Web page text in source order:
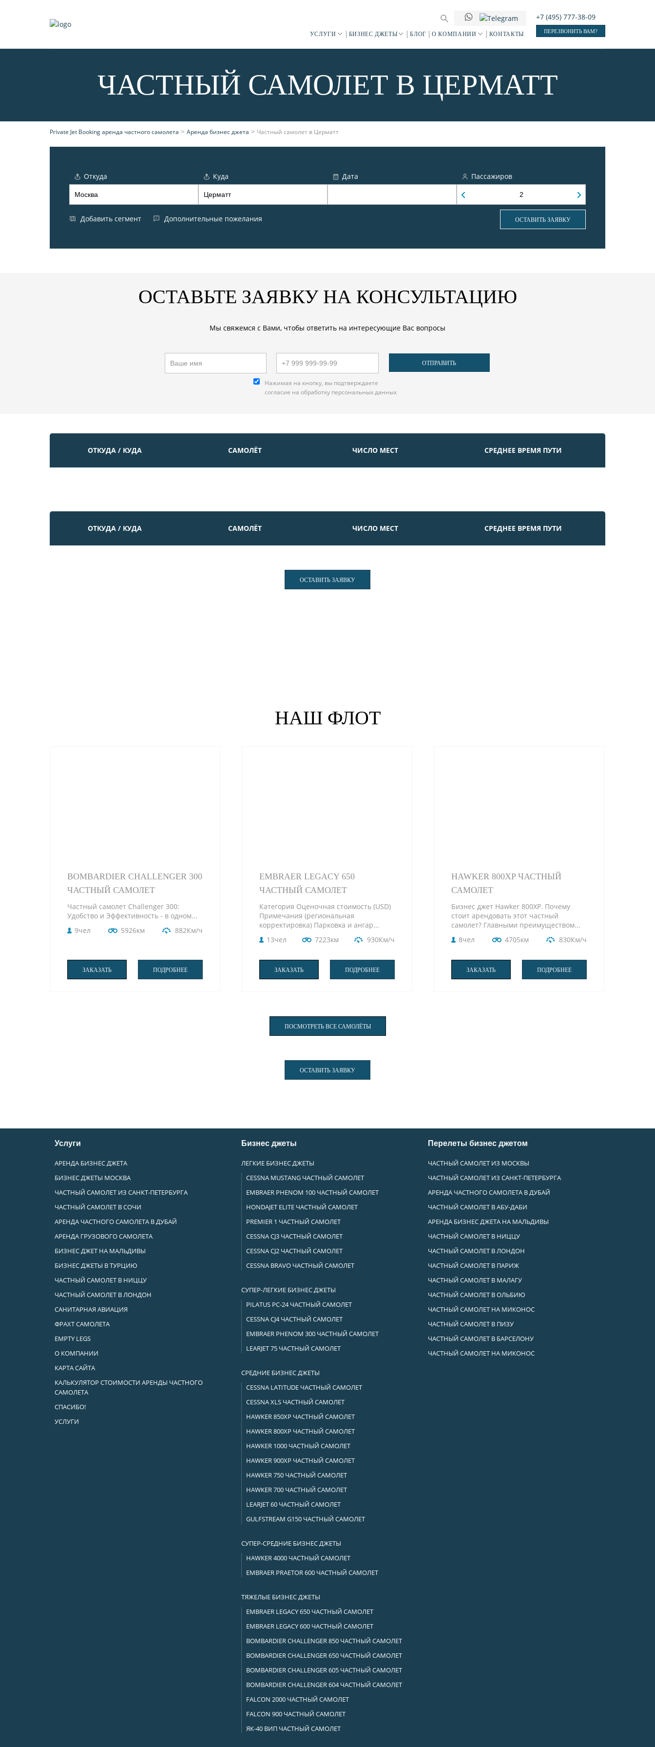
УСЛУГИ БИЗНЕС ДЖЕТЫ БЛОГ О КОМПАНИИ КОНТАКТЫ
+7 (495) 777-38-09
ПЕРЕЗВОНИТЬ ВАМ?
ЧАСТНЫЙ САМОЛЕТ В ЦЕРМАТТ
Private Jet Booking аренда частного самолета > Аренда бизнес джета > Частный самолет в Церматт
Откуда Куда Дата Пассажиров
Добавить сегмент Дополнительные пожелания ОСТАВИТЬ ЗАЯВКУ
ОСТАВЬТЕ ЗАЯВКУ НА КОНСУЛЬТАЦИЮ
Мы свяжемся с Вами, чтобы ответить на интересующие Вас вопросы
Нажимая на кнопку, вы подтверждаете
согласие на обработку персональных данных
ОТКУДА / КУДА САМОЛЁТ ЧИСЛО МЕСТ СРЕДНЕЕ ВРЕМЯ ПУТИ
ОТКУДА / КУДА САМОЛЁТ ЧИСЛО МЕСТ СРЕДНЕЕ ВРЕМЯ ПУТИ
ОСТАВИТЬ ЗАЯВКУ
НАШ ФЛОТ
BOMBARDIER CHALLENGER 300
ЧАСТНЫЙ САМОЛЕТ
Частный самолет Challenger 300:
Удобство и Эффективность - в одном...
9чел
5926км 882Км/ч
ЗАКАЗАТЬ ПОДРОБНЕЕ
EMBRAER LEGACY 650
ЧАСТНЫЙ САМОЛЕТ
Категория Оценочная стоимость (USD)
Примечания (региональная
корректировка) Парковка и ангар...
13чел
7223км 930Км/ч
ЗАКАЗАТЬ ПОДРОБНЕЕ
HAWKER 800XP ЧАСТНЫЙ
САМОЛЕТ
Бизнес джет Hawker 800XP. Почему
стоит арендовать этот частный
самолет? Главными преимуществом...
8чел
4705км 830Км/ч
ЗАКАЗАТЬ ПОДРОБНЕЕ
ПОСМОТРЕТЬ ВСЕ САМОЛЁТЫ
ОСТАВИТЬ ЗАЯВКУ
Услуги
АРЕНДА БИЗНЕС ДЖЕТА
БИЗНЕС ДЖЕТЫ МОСКВА
ЧАСТНЫЙ САМОЛЕТ ИЗ САНКТ-ПЕТЕРБУРГА
ЧАСТНЫЙ САМОЛЕТ В СОЧИ
АРЕНДА ЧАСТНОГО САМОЛЕТА В ДУБАЙ
АРЕНДА ГРУЗОВОГО САМОЛЕТА
БИЗНЕС ДЖЕТ НА МАЛЬДИВЫ
БИЗНЕС ДЖЕТЫ В ТУРЦИЮ
ЧАСТНЫЙ САМОЛЕТ В НИЦЦУ
ЧАСТНЫЙ САМОЛЕТ В ЛОНДОН
САНИТАРНАЯ АВИАЦИЯ
ФРАХТ САМОЛЕТА
EMPTY LEGS
О КОМПАНИИ
КАРТА САЙТА
КАЛЬКУЛЯТОР СТОИМОСТИ АРЕНДЫ ЧАСТНОГО
САМОЛЕТА
СПАСИБО!
УСЛУГИ
Бизнес джеты
ЛЕГКИЕ БИЗНЕС ДЖЕТЫ
CESSNA MUSTANG ЧАСТНЫЙ САМОЛЕТ
EMBRAER PHENOM 100 ЧАСТНЫЙ САМОЛЕТ
HONDAJET ELITE ЧАСТНЫЙ САМОЛЕТ
PREMIER 1 ЧАСТНЫЙ САМОЛЕТ
CESSNA CJ3 ЧАСТНЫЙ САМОЛЕТ
CESSNA CJ2 ЧАСТНЫЙ САМОЛЕТ
СESSNA BRAVO ЧАСТНЫЙ САМОЛЕТ
СУПЕР-ЛЕГКИЕ БИЗНЕС ДЖЕТЫ
PILATUS PC-24 ЧАСТНЫЙ САМОЛЕТ
CESSNA CJ4 ЧАСТНЫЙ САМОЛЕТ
EMBRAER PHENOM 300 ЧАСТНЫЙ САМОЛЕТ
LEARJET 75 ЧАСТНЫЙ САМОЛЕТ
СРЕДНИЕ БИЗНЕС ДЖЕТЫ
CESSNA LATITUDE ЧАСТНЫЙ САМОЛЕТ
CESSNA XLS ЧАСТНЫЙ САМОЛЕТ
HAWKER 850XP ЧАСТНЫЙ САМОЛЕТ
HAWKER 800XP ЧАСТНЫЙ САМОЛЕТ
HAWKER 1000 ЧАСТНЫЙ САМОЛЕТ
HAWKER 900XP ЧАСТНЫЙ САМОЛЕТ
HAWKER 750 ЧАСТНЫЙ САМОЛЕТ
HAWKER 700 ЧАСТНЫЙ САМОЛЕТ
LEARJET 60 ЧАСТНЫЙ САМОЛЕТ
GULFSTREAM G150 ЧАСТНЫЙ САМОЛЕТ
СУПЕР-СРЕДНИЕ БИЗНЕС ДЖЕТЫ
HAWKER 4000 ЧАСТНЫЙ САМОЛЕТ
EMBRAER PRAETOR 600 ЧАСТНЫЙ САМОЛЕТ
ТЯЖЕЛЫЕ БИЗНЕС ДЖЕТЫ
EMBRAER LEGACY 650 ЧАСТНЫЙ САМОЛЕТ
EMBRAER LEGACY 600 ЧАСТНЫЙ САМОЛЕТ
BOMBARDIER CHALLENGER 850 ЧАСТНЫЙ САМОЛЕТ
BOMBARDIER CHALLENGER 650 ЧАСТНЫЙ САМОЛЕТ
BOMBARDIER CHALLENGER 605 ЧАСТНЫЙ САМОЛЕТ
BOMBARDIER CHALLENGER 604 ЧАСТНЫЙ САМОЛЕТ
FALCON 2000 ЧАСТНЫЙ САМОЛЕТ
FALCON 900 ЧАСТНЫЙ САМОЛЕТ
ЯК-40 ВИП ЧАСТНЫЙ САМОЛЕТ
Перелеты бизнес джетом
ЧАСТНЫЙ САМОЛЕТ ИЗ МОСКВЫ
ЧАСТНЫЙ САМОЛЕТ ИЗ САНКТ-ПЕТЕРБУРГА
АРЕНДА ЧАСТНОГО САМОЛЕТА В ДУБАЙ
ЧАСТНЫЙ САМОЛЕТ В АБУ-ДАБИ
АРЕНДА БИЗНЕС ДЖЕТА НА МАЛЬДИВЫ
ЧАСТНЫЙ САМОЛЕТ В НИЦЦУ
ЧАСТНЫЙ САМОЛЕТ В ЛОНДОН
ЧАСТНЫЙ САМОЛЕТ В ПАРИЖ
ЧАСТНЫЙ САМОЛЕТ В МАЛАГУ
ЧАСТНЫЙ САМОЛЕТ В ОЛЬБИЮ
ЧАСТНЫЙ САМОЛЕТ НА МИКОНОС
ЧАСТНЫЙ САМОЛЕТ В ПИЗУ
ЧАСТНЫЙ САМОЛЕТ В БАРСЕЛОНУ
ЧАСТНЫЙ САМОЛЕТ НА МИКОНОС